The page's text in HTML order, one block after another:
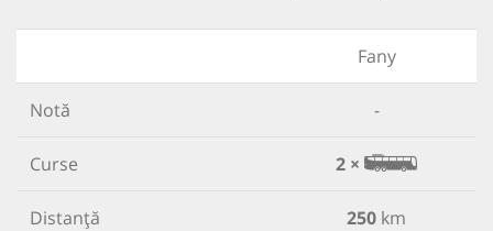
Fany
Notă -
Curse 2 ×
Distanță 250 km